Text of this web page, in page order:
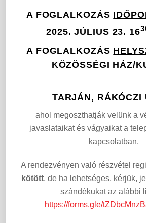
A FOGLALKOZÁS
2025. JÚLIUS 23. 16
A FOGLALKOZÁS
KÖZÖSSÉGI HÁZ/
TARJÁN, RÁKÓCZI
ahol megoszthatják velünk a
javaslataikat és vágyaikat a
kapcsolatban.
A rendezvényen való részvétel
kötött, de ha lehetséges, kérjük,
szándékukat az alábbi
https://forms.gle/